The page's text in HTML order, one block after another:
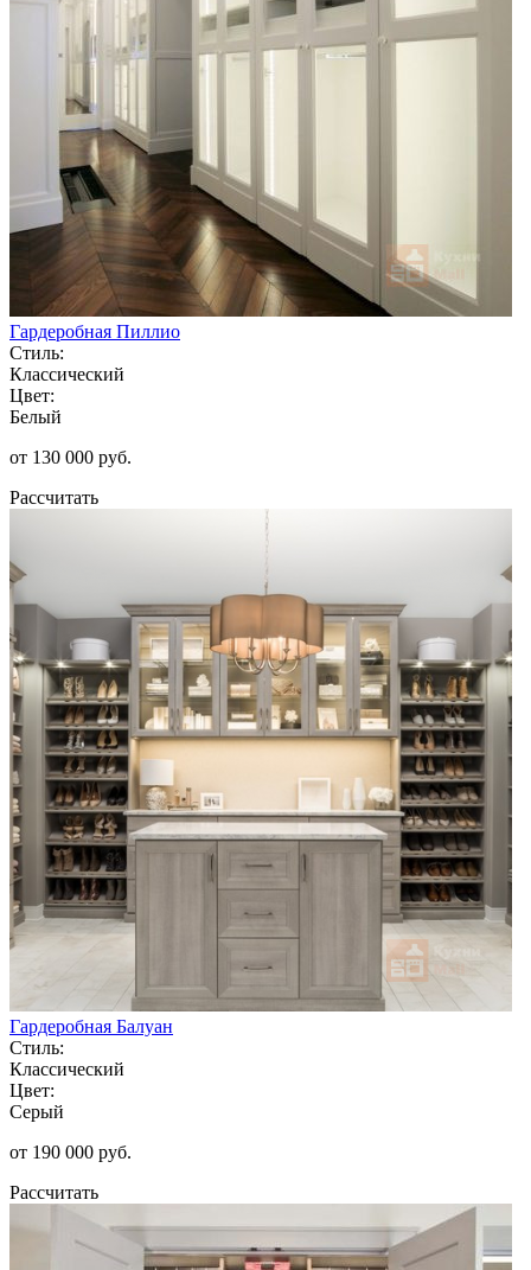
Гардеробная Пиллио
Стиль:
Классический
Цвет:
Белый
от 130 000 руб.
Рассчитать
Гардеробная Балуан
Стиль:
Классический
Цвет:
Серый
от 190 000 руб.
Рассчитать